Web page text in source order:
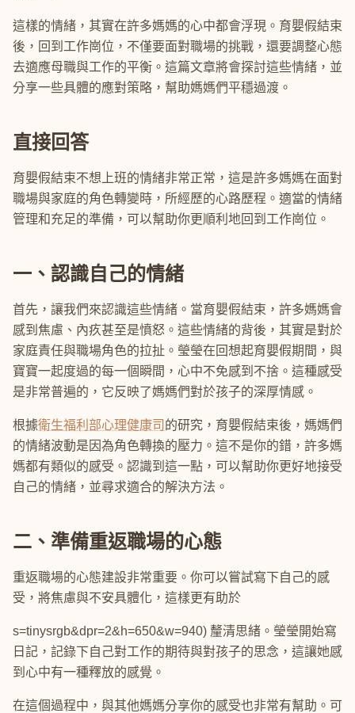
這樣的情緒，其實在許多媽媽的心中都會浮現。育嬰假結束
後，回到工作崗位，不僅要面對職場的挑戰，還要調整心態
去適應母職與工作的平衡。這篇文章將會探討這些情緒，並
分享一些具體的應對策略，幫助媽媽們平穩過渡。
直接回答
育嬰假結束不想上班的情緒非常正常，這是許多媽媽在面對
職場與家庭的角色轉變時，所經歷的心路歷程。適當的情緒
管理和充足的準備，可以幫助你更順利地回到工作崗位。
一、認識自己的情緒
首先，讓我們來認識這些情緒。當育嬰假結束，許多媽媽會
感到焦慮、內疚甚至是憤怒。這些情緒的背後，其實是對於
家庭責任與職場角色的拉扯。瑩瑩在回想起育嬰假期間，與
寶寶一起度過的每一個瞬間，心中不免感到不捨。這種感受
是非常普遍的，它反映了媽媽們對於孩子的深厚情感。
根據衛生福利部心理健康司 的研究，育嬰假結束後，媽媽們
的情緒波動是因為角色轉換的壓力。這不是你的錯，許多媽
媽都有類似的感受。認識到這一點，可以幫助你更好地接受
自己的情緒，並尋求適合的解決方法。
二、準備重返職場的心態
重返職場的心態建設非常重要。你可以嘗試寫下自己的感
受，將焦慮與不安具體化，這樣更有助於
s=tinysrgb&dpr=2&h=650&w=940) 釐清思緒。瑩瑩開始寫
日記，記錄下自己對工作的期待與對孩子的思念，這讓她感
到心中有一種釋放的感覺。
在這個過程中，與其他媽媽分享你的感受也非常有幫助。可